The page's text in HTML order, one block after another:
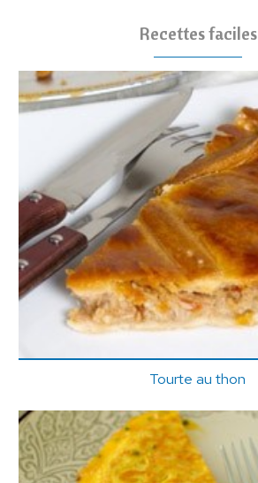
Recettes faciles
Tourte au thon